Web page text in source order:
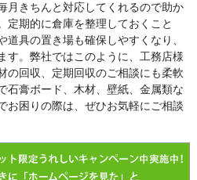
月きちんと対応してくれるので助か
定期的に倉庫を整理しておくこと
具の置き場も確保しやすくなり、
す。弊社ではこのように、工務店様
の回収、定期回収のご相談にも柔軟
石膏ボード、木材、壁紙、金属類な
お困りの際は、ぜひお気軽にご相談